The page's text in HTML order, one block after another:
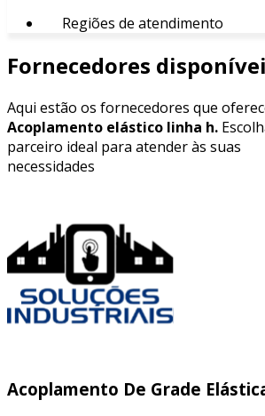
Regiões de atendimento
Fornecedores
Aqui estão os fornecedores que
Acoplamento elástico linha h.
parceiro ideal para atender às suas
necessidades
Acoplamento De Grade